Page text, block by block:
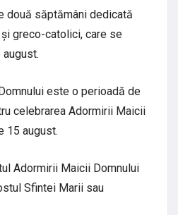
două săptămâni dedicată
greco-catolici, care se
este o perioadă de
celebrarea Adormirii Maicii
15 august.
Adormirii Maicii Domnului
Sfintei Marii sau